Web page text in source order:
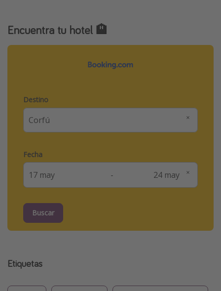
Encuentra tu hotel 🏨
Destino
Fecha
-
Buscar
Etiquetas